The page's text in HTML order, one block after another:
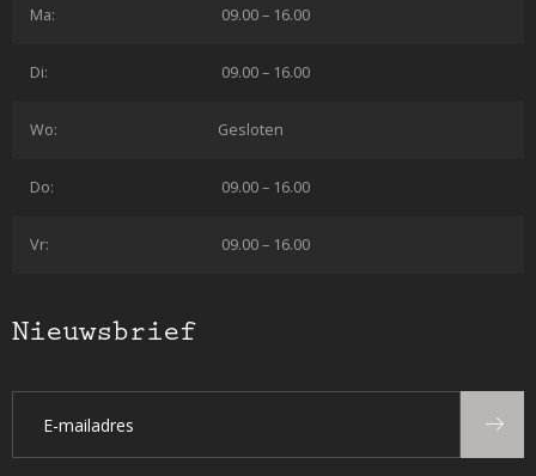
Ma: 09.00 – 16.00
Di: 09.00 – 16.00
Wo: Gesloten
Do: 09.00 – 16.00
Vr: 09.00 – 16.00
Nieuwsbrief